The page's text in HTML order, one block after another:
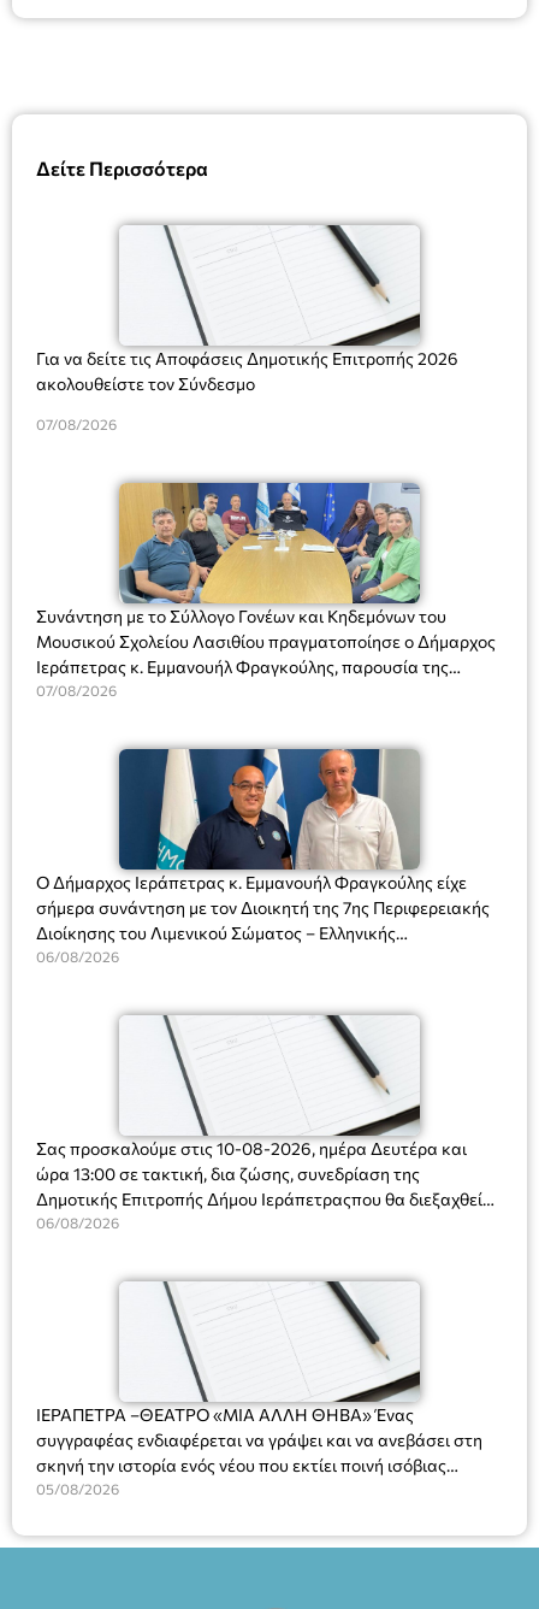
Δείτε Περισσότερα
Για να δείτε τις Αποφάσεις Δημοτικής Επιτροπής 2026
ακολουθείστε τον Σύνδεσμο
07/08/2026
Συνάντηση με το Σύλλογο Γονέων και Κηδεμόνων του
Μουσικού Σχολείου Λασιθίου πραγματοποίησε ο Δήμαρχος
Ιεράπετρας κ. Εμμανουήλ Φραγκούλης, παρουσία της
Διευθύντριας του σχολείου κας Μαριάννας Χαΐτα.
07/08/2026
Ο Δήμαρχος Ιεράπετρας κ. Εμμανουήλ Φραγκούλης είχε
σήμερα συνάντηση με τον Διοικητή της 7ης Περιφερειακής
Διοίκησης του Λιμενικού Σώματος – Ελληνικής
Ακτοφυλακής (Λ.Σ.-ΕΛ.ΑΚΤ.), Αρχιπλοίαρχο Λ.Σ. κ. Ιωάννη
06/08/2026
Σας προσκαλούμε στις 10-08-2026, ημέρα Δευτέρα και
ώρα 13:00 σε τακτική, δια ζώσης, συνεδρίαση της
Δημοτικής Επιτροπής Δήμου Ιεράπετραςπου θα διεξαχθεί
στο Δημοτικό Κατάστημα, Δημοκρατίας 31 στην αίθουσα
και λήψη αποφάσεων στα παρακάτω θέματα:
06/08/2026
ΙΕΡΑΠΕΤΡΑ –ΘΕΑΤΡΟ «ΜΙΑ ΑΛΛΗ ΘΗΒΑ» Ένας
συγγραφέας ενδιαφέρεται να γράψει και να ανεβάσει στη
σκηνή την ιστορία ενός νέου που εκτίει ποινή ισόβιας
κάθειρξης για πατροκτονία. Ένα πολυβραβευμένο έργο για
ασθένεια, τον ερωτισμό. Ένα έργο αινιγματικό, συγκινητικό,
05/08/2026